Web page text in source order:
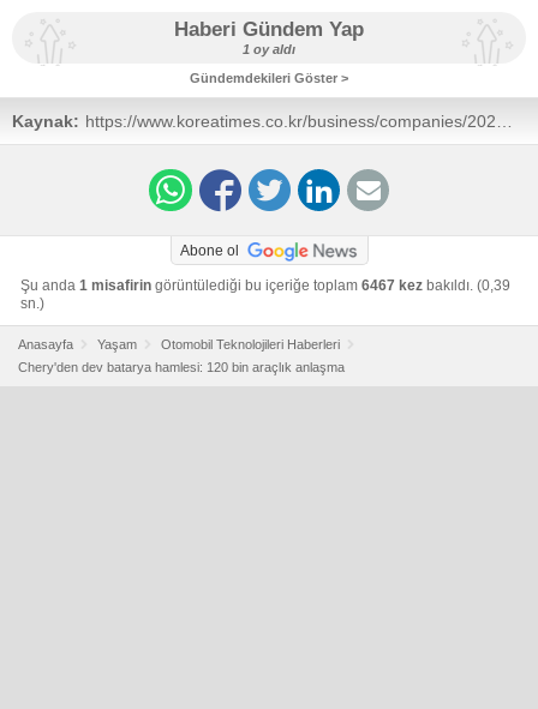
Haberi Gündem Yap
1 oy aldı
Gündemdekileri Göster >
Kaynak: https://www.koreatimes.co.kr/business/companies/
energy-solution-becomes-1st-korean-firm-to-begin-
Abone ol
Şu anda 1 misafirin görüntülediği bu içeriğe toplam 6467 kez bakıldı. (0,39
sn.)
Anasayfa Yaşam
Otomobil Teknolojileri Haberleri
Chery'den dev batarya hamlesi: 120 bin araçlık anlaşma